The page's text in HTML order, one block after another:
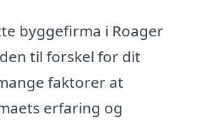
byggefirma i Roager
til forskel for dit
faktorer at
erfaring og